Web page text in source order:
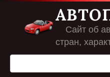
Перейти
контенту
Сайт об
стран,
Поиск: